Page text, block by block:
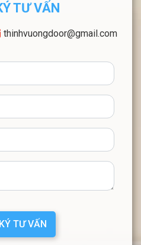
TƯ VẤN
thinhvuongdoor@gmail.com
TƯ VẤN